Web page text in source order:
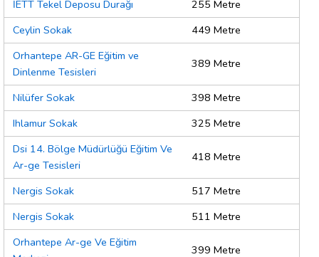
İETT Tekel Deposu Durağı
255 Metre
Ceylin Sokak
449 Metre
Orhantepe AR-GE Eğitim ve
Dinlenme Tesisleri
389 Metre
Nilüfer Sokak
398 Metre
Ihlamur Sokak
325 Metre
Dsi 14. Bölge Müdürlüğü Eğitim Ve
Ar-ge Tesisleri
418 Metre
Nergis Sokak
517 Metre
Nergis Sokak
511 Metre
Orhantepe Ar-ge Ve Eğitim
399 Metre